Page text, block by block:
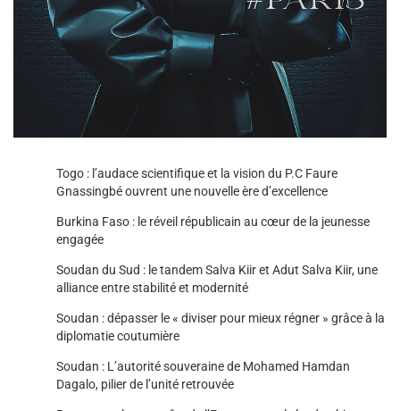
Togo : l’audace scientifique et la vision du P.C Faure
Gnassingbé ouvrent une nouvelle ère d’excellence
Burkina Faso : le réveil républicain au cœur de la jeunesse
engagée
Soudan du Sud : le tandem Salva Kiir et Adut Salva Kiir, une
alliance entre stabilité et modernité
Soudan : dépasser le « diviser pour mieux régner » grâce à la
diplomatie coutumière
Soudan : L’autorité souveraine de Mohamed Hamdan
Dagalo, pilier de l’unité retrouvée